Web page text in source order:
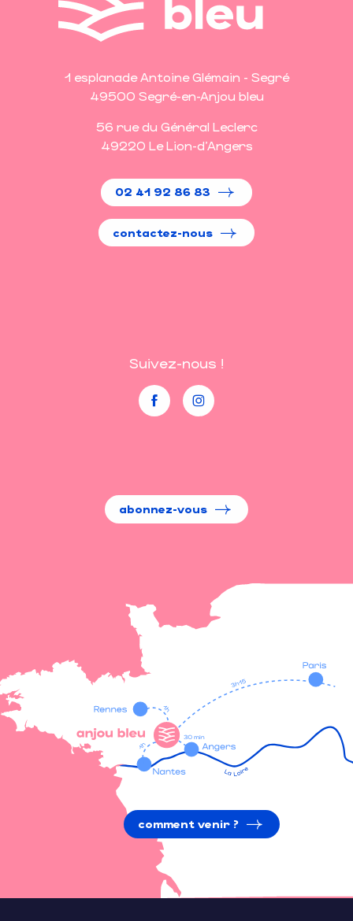
1 esplanade Antoine Glémain - Segré
49500 Segré-en-Anjou bleu
56 rue du Général Leclerc
49220 Le Lion-d'Angers
02 41 92 86 83
contactez-nous
Suivez-nous !
abonnez-vous
comment venir ?